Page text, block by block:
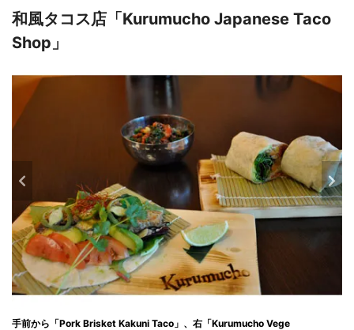
和風タコス店「Kurumucho Japanese Taco
Shop」
手前から「Pork Brisket Kakuni Taco」、右「Kurumucho Vege